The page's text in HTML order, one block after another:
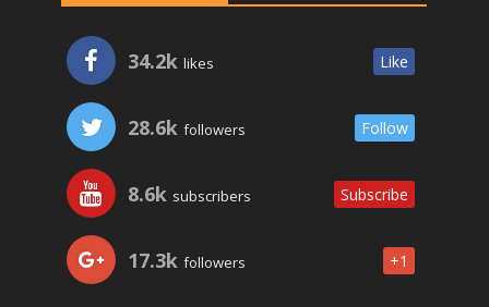
34.2k likes Like
28.6k followers Follow
8.6k subscribers Subscribe
17.3k followers +1